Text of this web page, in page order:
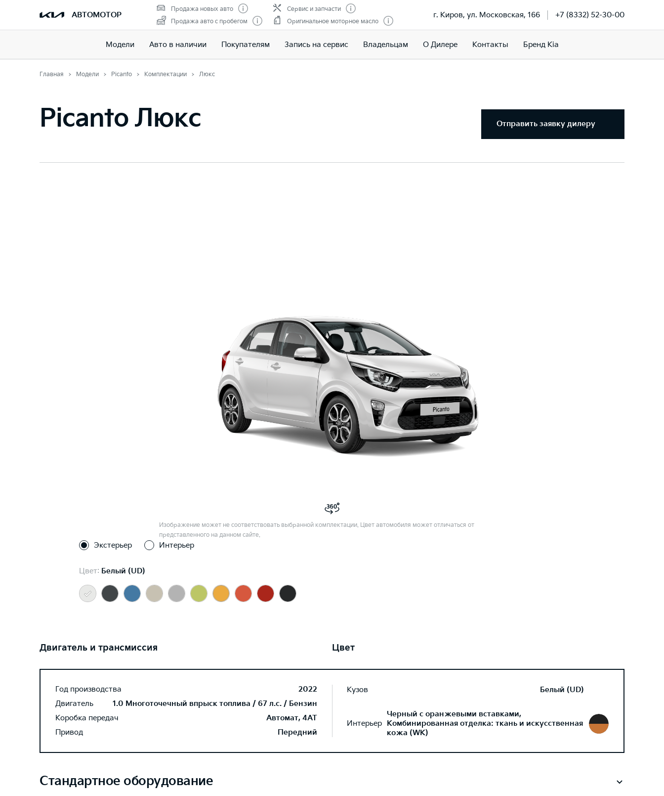
АВТОМОТОР
Продажа новых авто
Продажа авто с пробегом
Сервис и запчасти
Оригинальное моторное масло
г. Киров, ул. Московская, 166 +7 (8332) 52-30-00
Модели Авто в наличии Покупателям Запись на сервис Владельцам О Дилере Контакты Бренд Kia
Главная Модели Picanto Комплектации Люкс
Picanto Люкс Отправить заявку дилеру
Изображение может не соответствовать выбранной комплектации. Цвет автомобиля может отличаться от
представленного на данном сайте.
Экстерьер Интерьер
Цвет: Белый (UD)
Двигатель и трансмиссия
Год производства
2022
Двигатель
1.0 Многоточечный впрыск топлива / 67 л.с. / Бензин
Коробка передач
Автомат, 4AT
Привод
Передний
Цвет
Кузов Белый (UD)
Интерьер
Черный с оранжевыми вставками,
Комбинированная отделка: ткань и искусственная
кожа (WK)
Стандартное оборудование